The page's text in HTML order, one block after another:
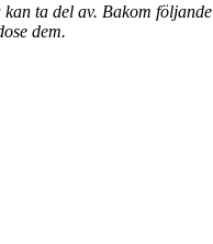
ta del av. Bakom
dem.